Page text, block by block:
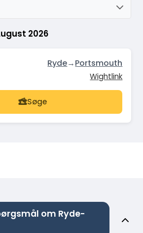
2026
Ryde→Portsmouth
Wightlink
Søge
om Ryde-